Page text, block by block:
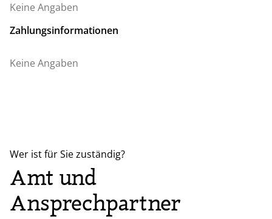
Keine Angaben
Zahlungsinformationen
Keine Angaben
Wer ist für Sie zuständig?
Amt und
Ansprechpartner